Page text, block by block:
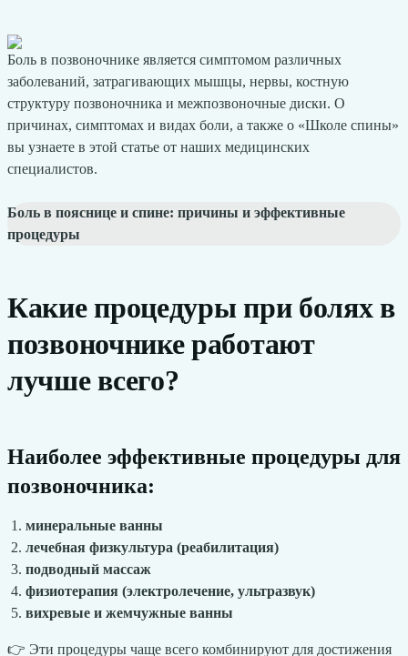
Боль в позвоночнике является симптомом различных
заболеваний, затрагивающих мышцы, нервы, костную
структуру позвоночника и межпозвоночные диски. О
причинах, симптомах и видах боли, а также о «Школе спины»
вы узнаете в этой статье от наших медицинских
специалистов.
Боль в пояснице и спине: причины и эффективные
процедуры
Какие процедуры при болях в
позвоночнике работают
лучше всего?
Наиболее эффективные процедуры для
позвоночника:
минеральные ванны
лечебная физкультура (реабилитация)
подводный массаж
физиотерапия (электролечение, ультразвук)
вихревые и жемчужные ванны
👉 Эти процедуры чаще всего комбинируют для достижения